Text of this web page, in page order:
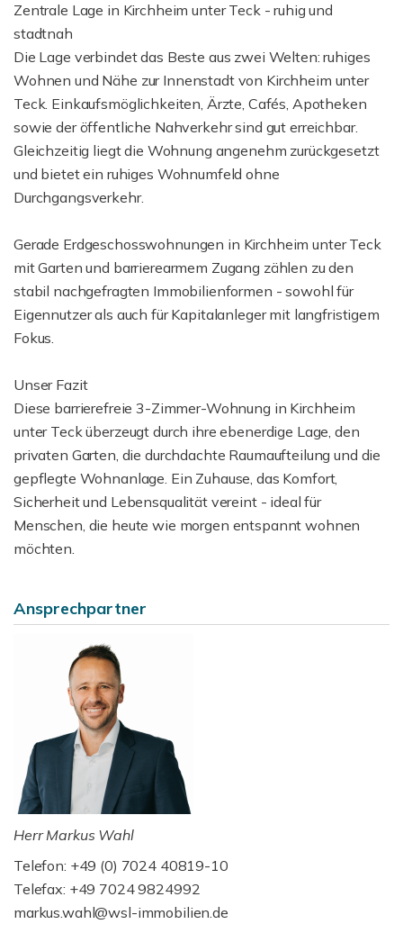
Zentrale Lage in Kirchheim unter Teck - ruhig und
stadtnah
Die Lage verbindet das Beste aus zwei Welten: ruhiges
Wohnen und Nähe zur Innenstadt von Kirchheim unter
Teck. Einkaufsmöglichkeiten, Ärzte, Cafés, Apotheken
sowie der öffentliche Nahverkehr sind gut erreichbar.
Gleichzeitig liegt die Wohnung angenehm zurückgesetzt
und bietet ein ruhiges Wohnumfeld ohne
Durchgangsverkehr.
Gerade Erdgeschosswohnungen in Kirchheim unter Teck
mit Garten und barrierearmem Zugang zählen zu den
stabil nachgefragten Immobilienformen - sowohl für
Eigennutzer als auch für Kapitalanleger mit langfristigem
Fokus.
Unser Fazit
Diese barrierefreie 3-Zimmer-Wohnung in Kirchheim
unter Teck überzeugt durch ihre ebenerdige Lage, den
privaten Garten, die durchdachte Raumaufteilung und die
gepflegte Wohnanlage. Ein Zuhause, das Komfort,
Sicherheit und Lebensqualität vereint - ideal für
Menschen, die heute wie morgen entspannt wohnen
möchten.
Ansprechpartner
Herr Markus Wahl
Telefon: +49 (0) 7024 40819-10
Telefax: +49 7024 9824992
markus.wahl@wsl-immobilien.de